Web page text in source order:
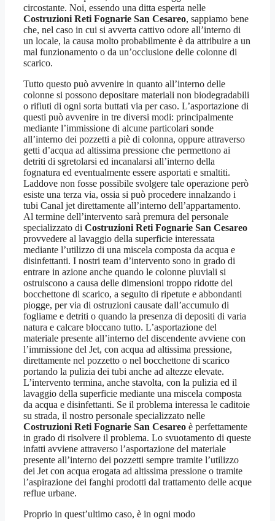
circostante. Noi, essendo una ditta esperta nelle
Costruzioni Reti Fognarie San Cesareo, sappiamo bene
che, nel caso in cui si avverta cattivo odore all’interno di
un locale, la causa molto probabilmente è da attribuire a un
mal funzionamento o da un’occlusione delle colonne di
scarico.
Tutto questo può avvenire in quanto all’interno delle
colonne si possono depositare materiali non biodegradabili
o rifiuti di ogni sorta buttati via per caso. L’asportazione di
questi può avvenire in tre diversi modi: principalmente
mediante l’immissione di alcune particolari sonde
all’interno dei pozzetti a piè di colonna, oppure attraverso
getti d’acqua ad altissima pressione che permettono ai
detriti di sgretolarsi ed incanalarsi all’interno della
fognatura ed eventualmente essere asportati e smaltiti.
Laddove non fosse possibile svolgere tale operazione però
esiste una terza via, ossia si può procedere innalzando i
tubi Canal jet direttamente all’interno dell’appartamento.
Al termine dell’intervento sarà premura del personale
specializzato di Costruzioni Reti Fognarie San Cesareo
provvedere al lavaggio della superficie interessata
mediante l’utilizzo di una miscela composta da acqua e
disinfettanti. I nostri team d’intervento sono in grado di
entrare in azione anche quando le colonne pluviali si
ostruiscono a causa delle dimensioni troppo ridotte del
bocchettone di scarico, a seguito di ripetute e abbondanti
piogge, per via di ostruzioni causate dall’accumulo di
fogliame e detriti o quando la presenza di depositi di varia
natura e calcare bloccano tutto. L’asportazione del
materiale presente all’interno del discendente avviene con
l’immissione del Jet, con acqua ad altissima pressione,
direttamente nel pozzetto o nel bocchettone di scarico
portando la pulizia dei tubi anche ad altezze elevate.
L’intervento termina, anche stavolta, con la pulizia ed il
lavaggio della superficie mediante una miscela composta
da acqua e disinfettanti. Se il problema interessa le caditoie
su strada, il nostro personale specializzato nelle
Costruzioni Reti Fognarie San Cesareo è perfettamente
in grado di risolvere il problema. Lo svuotamento di queste
infatti avviene attraverso l’asportazione del materiale
presente all’interno dei pozzetti sempre tramite l’utilizzo
dei Jet con acqua erogata ad altissima pressione o tramite
l’aspirazione dei fanghi prodotti dal trattamento delle acque
reflue urbane.
Proprio in quest’ultimo caso, è in ogni modo